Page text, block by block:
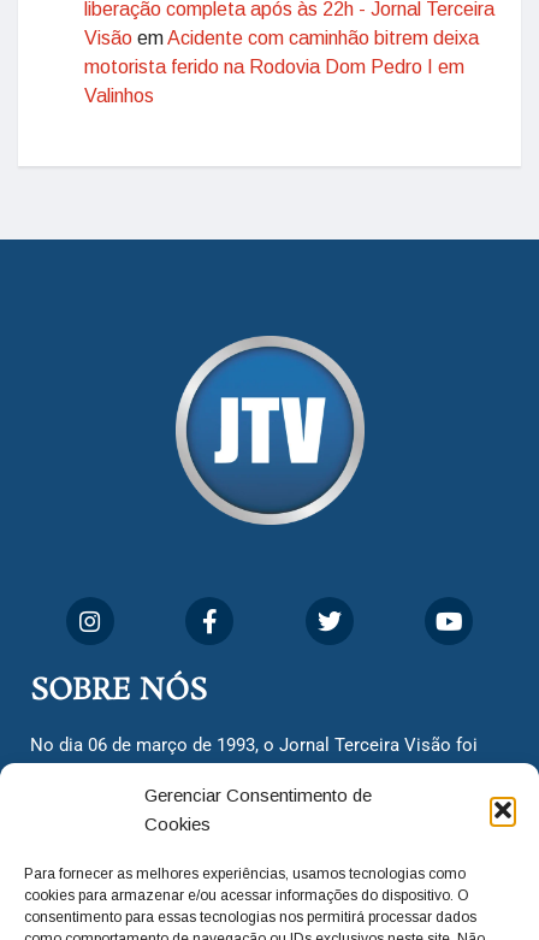
Gerenciar Consentimento de
Cookies
Para fornecer as melhores experiências, usamos tecnologias como
cookies para armazenar e/ou acessar informações do dispositivo. O
consentimento para essas tecnologias nos permitirá processar dados
liberação completa após às 22h - Jornal Terceira
Visão emAcidente com caminhão bitrem deixa
motorista ferido na Rodovia Dom Pedro I em
Valinhos
SOBRE NÓS
No dia 06 de março de 1993, o Jornal Terceira Visão foi
cidadãos valinhenses, já que naquela época só existiam
dois jornais. Há mais de 30 anos, o jornal continua
com o foco de trazer as melhores notícias. Nunca
deixamos de lado as necessidades do cidadão, sempre